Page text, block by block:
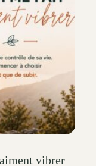
be
chosen
the
product
page
vibrer